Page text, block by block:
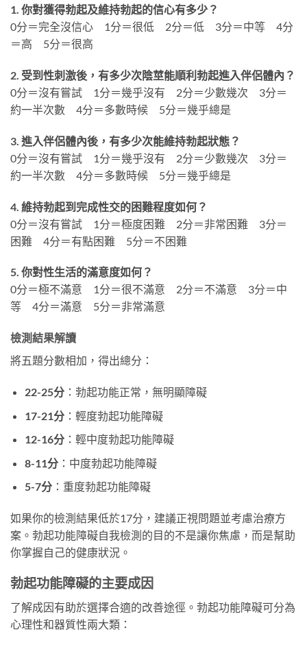
1. 你對獲得勃起及維持勃起的信心有多少？
0分＝完全沒信心 1分＝很低 2分＝低 3分＝中等 4分
＝高 5分＝很高
2. 受到性刺激後，有多少次陰莖能順利勃起進入伴侶體內？
0分＝沒有嘗試 1分＝幾乎沒有 2分＝少數幾次 3分＝
約一半次數 4分＝多數時候 5分＝幾乎總是
3. 進入伴侶體內後，有多少次能維持勃起狀態？
0分＝沒有嘗試 1分＝幾乎沒有 2分＝少數幾次 3分＝
約一半次數 4分＝多數時候 5分＝幾乎總是
4. 維持勃起到完成性交的困難程度如何？
0分＝沒有嘗試 1分＝極度困難 2分＝非常困難 3分＝
困難 4分＝有點困難 5分＝不困難
5. 你對性生活的滿意度如何？
0分＝極不滿意 1分＝很不滿意 2分＝不滿意 3分＝中
等 4分＝滿意 5分＝非常滿意
檢測結果解讀
將五題分數相加，得出總分：
22-25分：勃起功能正常，無明顯障礙
17-21分：輕度勃起功能障礙
12-16分：輕中度勃起功能障礙
8-11分：中度勃起功能障礙
5-7分：重度勃起功能障礙
如果你的檢測結果低於17分，建議正視問題並考慮治療方
案。勃起功能障礙自我檢測的目的不是讓你焦慮，而是幫助
你掌握自己的健康狀況。
勃起功能障礙的主要成因
了解成因有助於選擇合適的改善途徑。勃起功能障礙可分為
心理性和器質性兩大類：